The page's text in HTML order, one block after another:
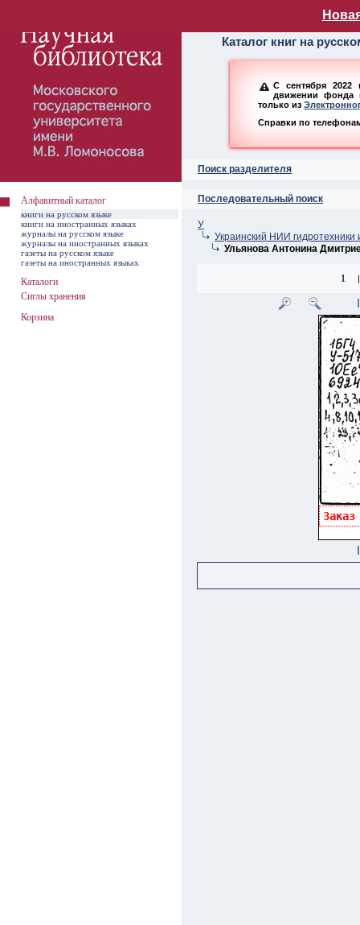
Алфавитный
Каталог книг на
С сентября 2022
движении фонда
только из
Справки по
Поиск разделителя
Последовательный поиск
У
Украинский НИИ
Ульянова Антонина
1 |
Алфавитный каталог
книги на русском языке
книги на иностранных языках
журналы на русском языке
журналы на иностранных языках
газеты на русском языке
газеты на иностранных языках
Каталоги
Сиглы хранения
Корзина